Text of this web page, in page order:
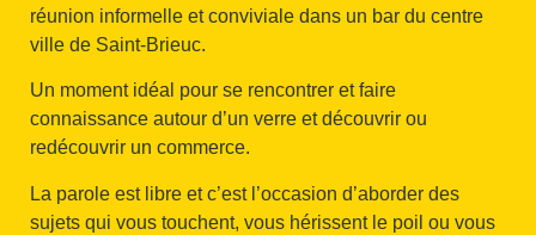
réunion informelle et conviviale dans un bar du centre
ville de Saint-Brieuc.
Un moment idéal pour se rencontrer et faire
connaissance autour d’un verre et découvrir ou
redécouvrir un commerce.
La parole est libre et c’est l’occasion d’aborder des
sujets qui vous touchent, vous hérissent le poil ou vous